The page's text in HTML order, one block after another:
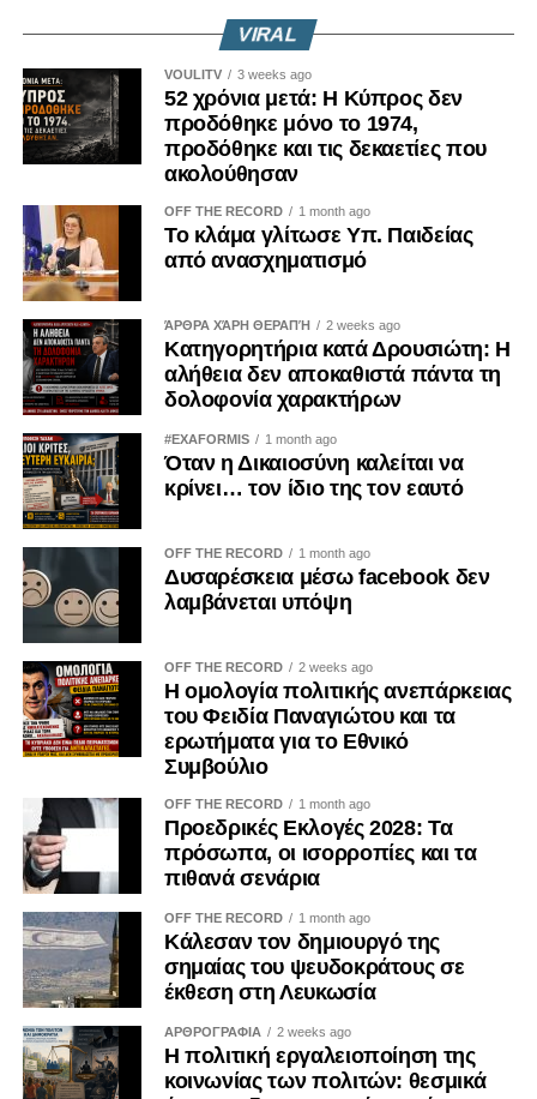
VIRAL
VOULITV 3 weeks ago
52 χρόνια μετά: Η Κύπρος δεν
προδόθηκε μόνο το 1974,
προδόθηκε και τις δεκαετίες που
ακολούθησαν
OFF THE RECORD 1 month ago
Το κλάμα γλίτωσε Υπ. Παιδείας
από ανασχηματισμό
ΆΡΘΡΑ ΧΆΡΗ ΘΕΡΑΠΉ 2 weeks ago
Κατηγορητήρια κατά Δρουσιώτη: Η
αλήθεια δεν αποκαθιστά πάντα τη
δολοφονία χαρακτήρων
#EXAFORMIS 1 month ago
Όταν η Δικαιοσύνη καλείται να
κρίνει… τον ίδιο της τον εαυτό
OFF THE RECORD 1 month ago
Δυσαρέσκεια μέσω facebook δεν
λαμβάνεται υπόψη
OFF THE RECORD 2 weeks ago
Η ομολογία πολιτικής ανεπάρκειας
του Φειδία Παναγιώτου και τα
ερωτήματα για το Εθνικό
Συμβούλιο
OFF THE RECORD 1 month ago
Προεδρικές Εκλογές 2028: Τα
πρόσωπα, οι ισορροπίες και τα
πιθανά σενάρια
OFF THE RECORD 1 month ago
Κάλεσαν τον δημιουργό της
σημαίας του ψευδοκράτους σε
έκθεση στη Λευκωσία
ΑΡΘΡΟΓΡΑΦΙΑ 2 weeks ago
Η πολιτική εργαλειοποίηση της
κοινωνίας των πολιτών: θεσμικά